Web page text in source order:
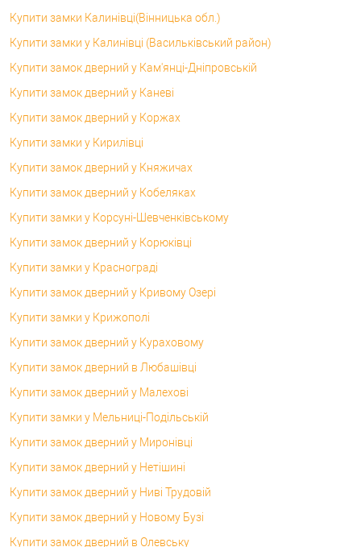
Купити замки Калинівці(Вінницька обл.)
Купити замки у Калинівці (Васильківський район)
Купити замок дверний у Кам'янці-Дніпровській
Купити замок дверний у Каневі
Купити замок дверний у Коржах
Купити замки у Кирилівці
Купити замок дверний у Княжичах
Купити замок дверний у Кобеляках
Купити замки у Корсунi-Шевченківському
Купити замок дверний у Корюківці
Купити замки у Краснограді
Купити замок дверний у Кривому Озері
Купити замки у Крижополі
Купити замок дверний у Кураховому
Купити замок дверний в Любашівці
Купити замок дверний у Малехові
Купити замки у Мельниці-Подільській
Купити замок дверний у Миронівці
Купити замок дверний у Нетішині
Купити замок дверний у Ниві Трудовій
Купити замок дверний у Новому Бузі
Купити замок дверний в Олевську